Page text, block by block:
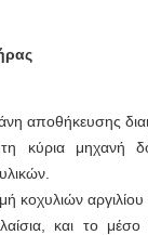
αποθήκευσης
κύρια μηχανή
κοχυλιών αργιλίου
και το